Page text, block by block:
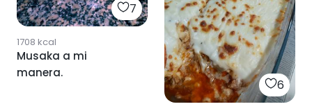
7
1708 kcal
Musaka a mi
manera.
6